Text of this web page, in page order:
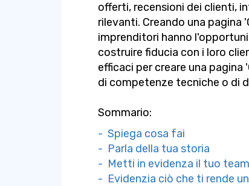
offerti, recensioni dei clienti,
rilevanti. Creando una
imprenditori hanno
costruire fiducia con i loro
efficaci per creare una
di competenze tecniche o di
Sommario:
- Spiega cosa fai
- Parla della tua storia
- Metti in evidenza il tuo team
- Evidenzia ciò che ti rende